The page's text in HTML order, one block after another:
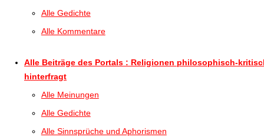
Alle Gedichte
Alle Kommentare
Alle Beiträge des Portals : Religionen philosophisch-
hinterfragt
Alle Meinungen
Alle Gedichte
Alle Sinnsprüche und Aphorismen